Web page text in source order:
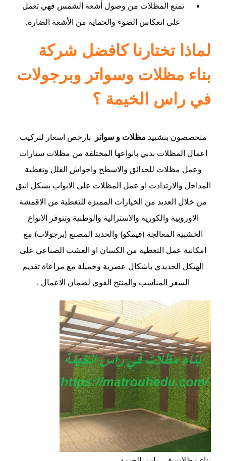
تمنع المظلات من وصول أشعة الشمس فهي تعمل
على انعكاس الضوء والحماية من الأشعة الضارة.
لماذا تختارنا كافضل شركة
بناء مظلات وسواتر وبرجولات
في راس الخيمة ؟
متخصصون بتشييد مظلات و سواتر
بارخص اسعار لتركيب
اعمال المظلات بدبي بانواعها المختلفة من مظلات سيارات
وعمل مظلات للحدائق والاسطح واحواش الفلل وتغطية
المداخل والارتدادت او عمل المظلات على الابواب بشكل انيق
من خلال العديد من الخيارات المميزة للتغطية من الاقمشة
الاوروبية والكورية والاسترالية والوطنية وتتوفر الانواع
الخشبية المعالجة (فيمكو) والحديد المصنع (برجولات) مع
امكانية عمل التغطية من الكسان او العشب الصناعي على
الهيكل الحديدي باشكال عصرية وجميلة مع مراعاة تقديم
السعر المناسب والمنتج القوي لضمان الاعمال .